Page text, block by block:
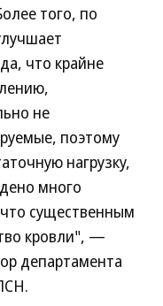
того, по
что крайне
не
поэтому
нагрузку,
много
существенным
кровли", —
департамента